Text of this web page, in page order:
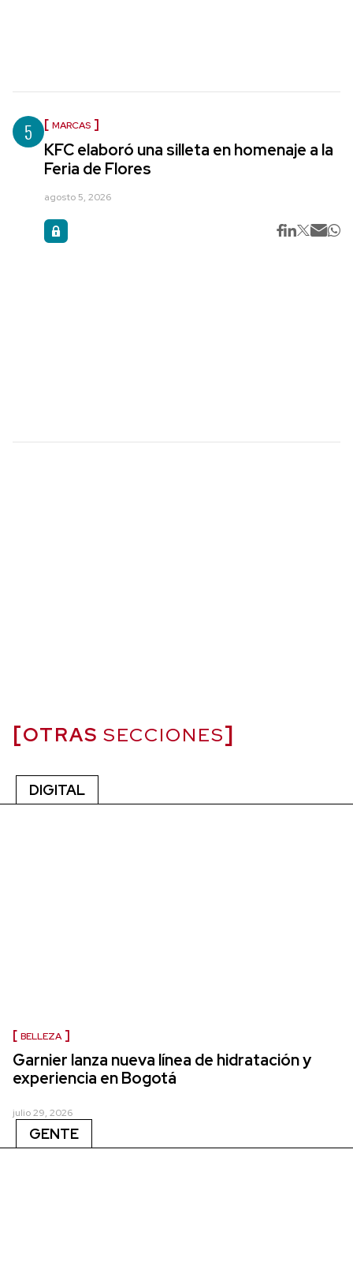
5 MARCAS
KFC elaboró una silleta en homenaje a la
Feria de Flores
agosto 5, 2026
OTRAS SECCIONES
DIGITAL
BELLEZA
Garnier lanza nueva línea de hidratación y
experiencia en Bogotá
julio 29, 2026
GENTE